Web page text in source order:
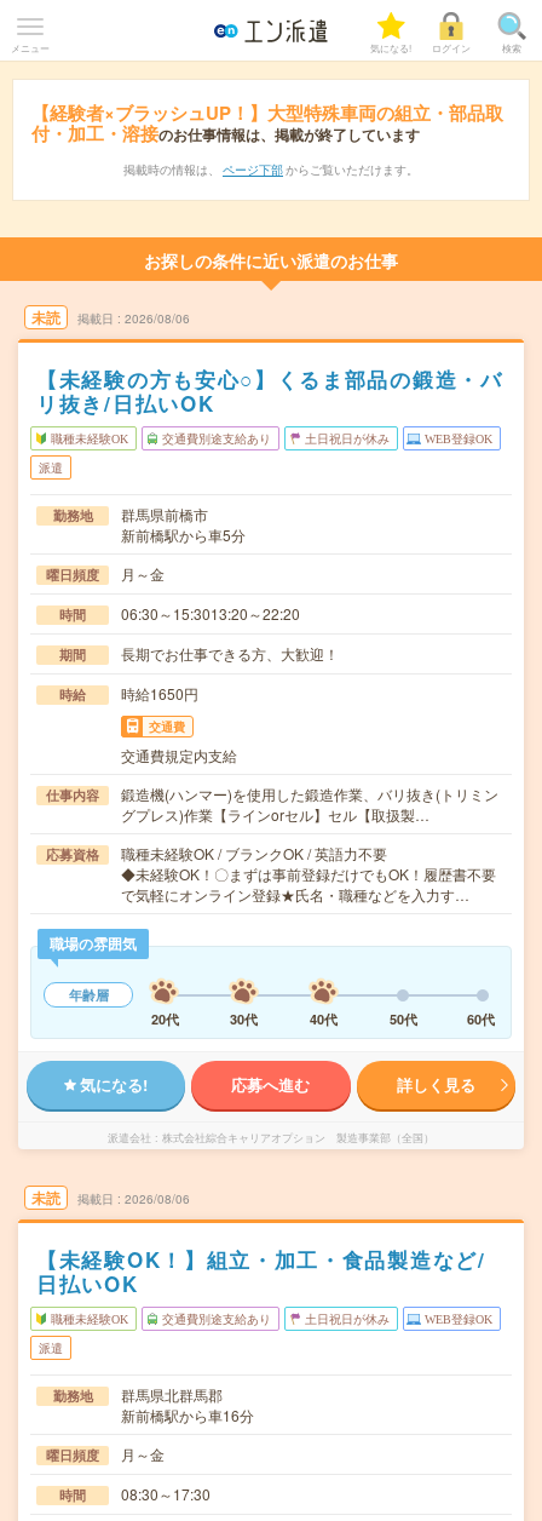
メニュー 気になる! ログイン 検索
【経験者×ブラッシュUP！】大型特殊車両の組立・部品取
付・加工・溶接のお仕事情報は、掲載が終了しています
掲載時の情報は、 ページ下部 からご覧いただけます。
お探しの条件に近い派遣のお仕事
未読 掲載日 2026/08/06
【未経験の方も安心○】くるま部品の鍛造・バ
リ抜き/日払いOK
職種未経験OK 交通費別途支給あり 土日祝日が休み WEB登録OK
派遣
勤務地
群馬県前橋市
新前橋駅から車5分
曜日頻度 月～金
時間 06:30～15:3013:20～22:20
期間 長期でお仕事できる方、大歓迎！
時給 時給1650円
交通費
交通費規定内支給
仕事内容
鍛造機(ハンマー)を使用した鍛造作業、バリ抜き(トリミン
グプレス)作業【ラインorセル】セル【取扱製…
応募資格
職種未経験OK / ブランクOK / 英語力不要
◆未経験OK！〇まずは事前登録だけでもOK！履歴書不要
で気軽にオンライン登録★氏名・職種などを入力す…
職場の雰囲気
年齢層
20代
30代 40代 50代 60代
気になる! 応募へ進む 詳しく見る
派遣会社 株式会社綜合キャリアオプション 製造事業部（全国）
未読 掲載日 2026/08/06
【未経験OK！】組立・加工・食品製造など/
日払いOK
職種未経験OK 交通費別途支給あり 土日祝日が休み WEB登録OK
派遣
勤務地
群馬県北群馬郡
新前橋駅から車16分
曜日頻度 月～金
時間 08:30～17:30